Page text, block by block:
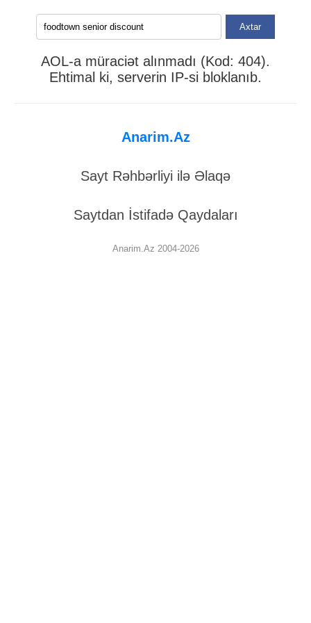
Axtar
AOL-a müraciət alınmadı (Kod: 404).
Ehtimal ki, serverin IP-si bloklanıb.
Anarim.Az
Sayt Rəhbərliyi ilə Əlaqə
Saytdan İstifadə Qaydaları
Anarim.Az 2004-2026